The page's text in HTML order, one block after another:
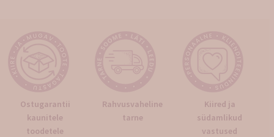
Ostugarantii
kaunitele
toodetele
Rahvusvaheline
tarne
Kiired ja
südamlikud
vastused